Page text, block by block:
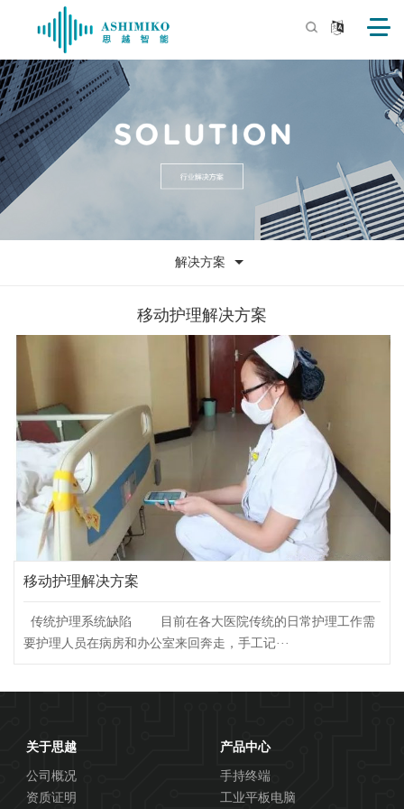
解决方案
移动护理解决方案
移动护理解决方案
传统护理系统缺陷 目前在各大医院传统的日常护理工作需
要护理人员在病房和办公室来回奔走，手工记···
关于思越
公司概况
资质证明
产品中心
手持终端
工业平板电脑